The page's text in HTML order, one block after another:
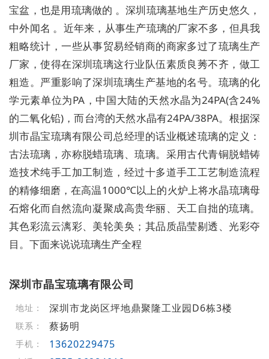
宝盆 ，也是用琉璃做的 。 深圳琉璃基地生产历史悠久，
中外闻名 。近年来，从事生产琉璃的厂家不多，但具我
粗略统计，一些从事贸易经销商的商家多过了琉璃生产
厂家，使得在深圳琉璃这行业队伍素质良莠不齐，做工
粗造。严重影响了深圳琉璃生产基地的名号。 琉璃的化
学元素单位为PA， 中国大陆的天然水晶为24PA(含24%
的二氧化铅) ，而台湾的天然水晶有24PA/38PA。根据深
圳市晶宝琉璃有限公司总经理的话业概述琉璃的定义：
古法琉璃 ，亦称脱蜡琉璃、琉璃。采用古代青铜脱蜡铸
造技术纯手工加工制造，经过十多道手工工艺制造流程
的精修细磨，在高温1000℃以上的火炉上将水晶琉璃母
石熔化而自然流向凝聚成高贵华丽、天工自拙的琉璃。
其色彩流云漓彩、美轮美奂；其品质晶莹剔透、光彩夺
目。 下面来说说琉璃生产全程
深圳市晶宝琉璃有限公司
地址： 深圳市龙岗区坪地鼎聚隆工业园D6栋3楼
联系： 蔡扬明
手机： 13620229475